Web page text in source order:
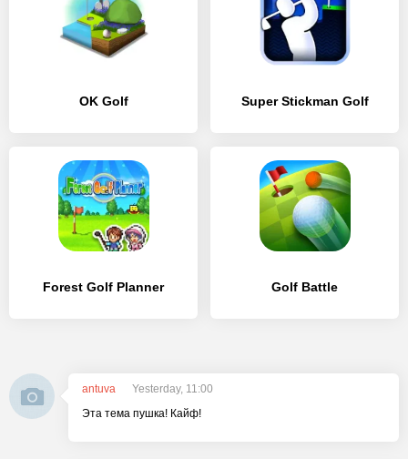
OK Golf Super Stickman Golf
Forest Golf Planner Golf Battle
antuva
Yesterday, 11:00
Эта тема пушка! Кайф!